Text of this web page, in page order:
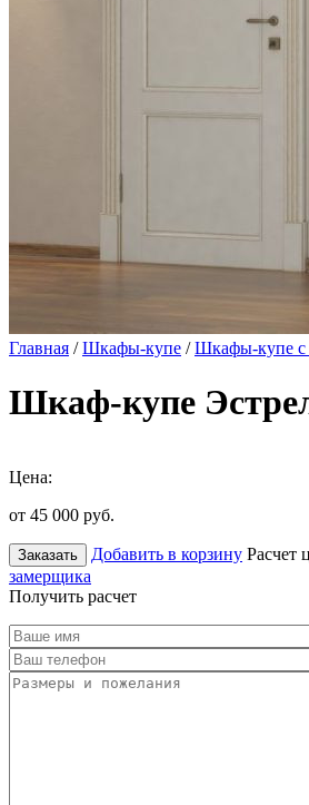
Главная /Шкафы-купе /Шкафы-купе с
Шкаф-купе
Цена:
от 45 000 руб.
Заказать Добавить в корзину Расчет
замерщика
Получить расчет